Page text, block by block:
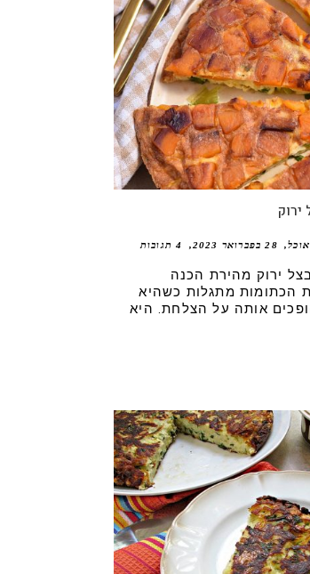
28 בפברואר 2023 4 תגובות
ירוק מהירת הכנה
הכתומות מתגלות כשהיא
אותה על הצלחת. היא